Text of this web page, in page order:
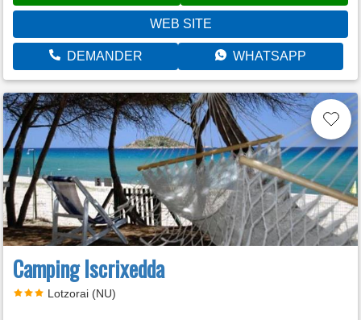
WEB SITE
DEMANDER WHATSAPP
Camping Iscrixedda
Lotzorai (NU)